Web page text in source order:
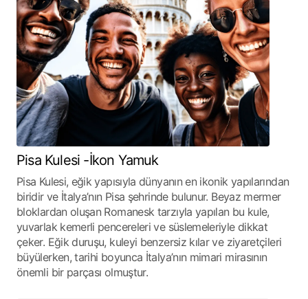
Pisa Kulesi -İkon Yamuk
Pisa Kulesi, eğik yapısıyla dünyanın en ikonik yapılarından
biridir ve İtalya’nın Pisa şehrinde bulunur. Beyaz mermer
bloklardan oluşan Romanesk tarzıyla yapılan bu kule,
yuvarlak kemerli pencereleri ve süslemeleriyle dikkat
çeker. Eğik duruşu, kuleyi benzersiz kılar ve ziyaretçileri
büyülerken, tarihi boyunca İtalya’nın mimari mirasının
önemli bir parçası olmuştur.